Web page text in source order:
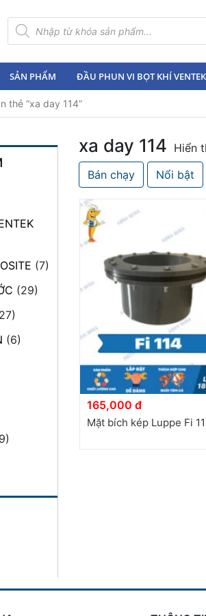
Tìm
kiếm
sản
SẢN PHẨM ĐẦU PHUN VI BỌT KHÍ VENTEK
thẻ “xa day 114”
(7)
(29)
(6)
xa day 114 Hiển
Bán chạy
Nổi bật
165,000 đ
Mặt bích kép Luppe Fi